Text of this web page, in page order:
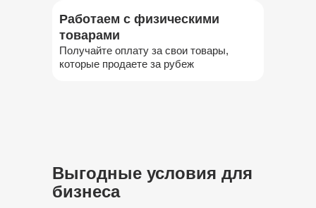
Работаем с физическими
товарами
Получайте оплату за свои товары,
которые продаете за рубеж
Выгодные условия для
бизнеса